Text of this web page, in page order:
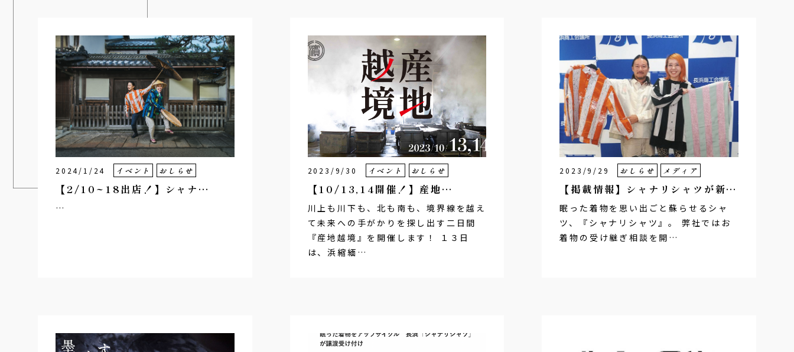
2024/1/24 イベント おしらせ
【2/10~18出店！】シャナ…
…
2023/9/30 イベント おしらせ
【10/13,14開催！】産地…
川上も川下も、北も南も、境界線を越え
て未来への手がかりを探し出す二日間
『産地越境』を開催します！ １３日
は、浜縮緬…
2023/9/29 おしらせ メディア
【掲載情報】シャナリシャツが新…
眠った着物を思い出ごと蘇らせるシャ
ツ、『シャナリシャツ』。 弊社ではお
着物の受け継ぎ相談を開…